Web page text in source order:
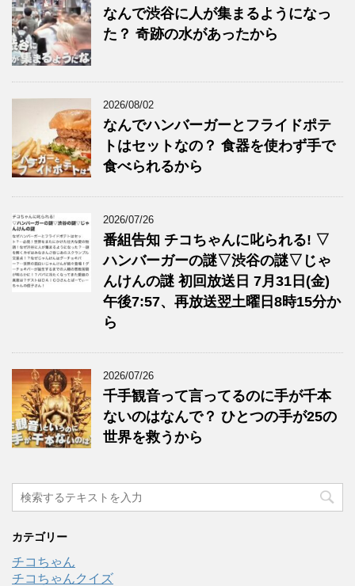
なんで渋谷に人が集まるようになっ
た？ 奇跡の水があったから
2026/08/02
なんでハンバーガーとフライドポテ
トはセットなの？ 食器を使わず手で
食べられるから
2026/07/26
番組告知 チコちゃんに叱られる! ▽
ハンバーガーの謎▽渋谷の謎▽じゃ
んけんの謎 初回放送日 7月31日(金)
午後7:57、再放送翌土曜日8時15分か
ら
2026/07/26
千手観音って言ってるのに手が千本
ないのはなんで？ ひとつの手が25の
世界を救うから
カテゴリー
チコちゃん
チコちゃんクイズ